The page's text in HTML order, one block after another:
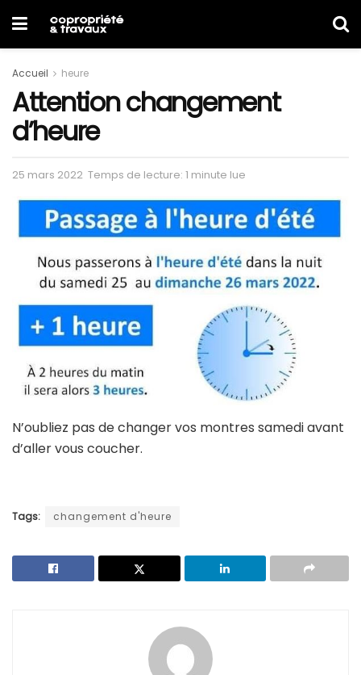
Accueil heure
Attention changement
d’heure
25 mars 2022 Temps de lecture: 1 minute lue
N’oubliez pas de changer vos montres samedi avant
d’aller vous coucher.
Tags: changement d'heure